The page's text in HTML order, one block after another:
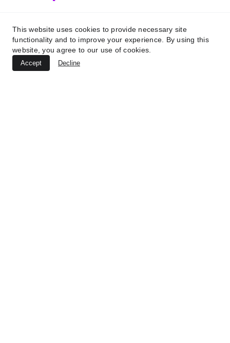
This website uses cookies to provide necessary site
functionality and to improve your experience. By using this
website, you agree to our use of cookies.
Accept Decline